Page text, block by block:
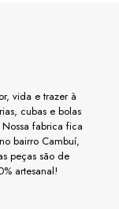
vida e trazer à
cubas e bolas
fabrica fica
bairro Cambuí,
peças são de
artesanal!